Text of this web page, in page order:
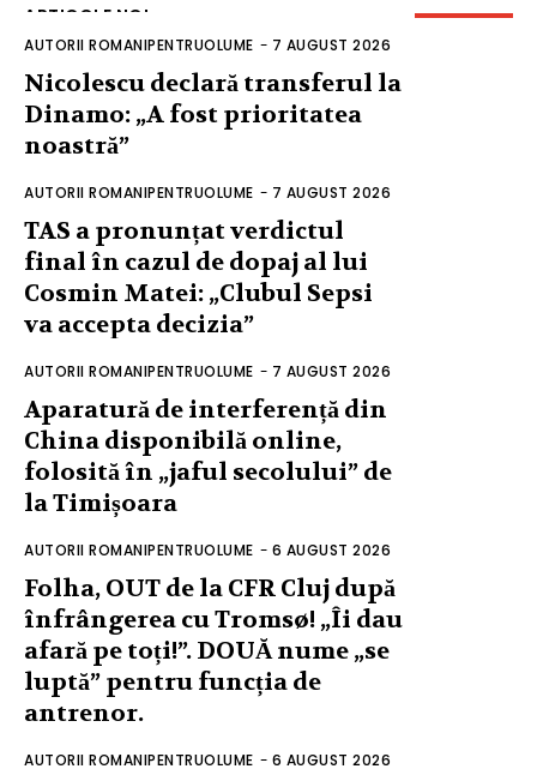
ARTICOLE NOI
AUTORII ROMANIPENTRUOLUME - 7 AUGUST 2026
Nicolescu declară transferul la
Dinamo: „A fost prioritatea
noastră”
AUTORII ROMANIPENTRUOLUME - 7 AUGUST 2026
TAS a pronunțat verdictul
final în cazul de dopaj al lui
Cosmin Matei: „Clubul Sepsi
va accepta decizia”
AUTORII ROMANIPENTRUOLUME - 7 AUGUST 2026
Aparatură de interferență din
China disponibilă online,
folosită în „jaful secolului” de
la Timișoara
AUTORII ROMANIPENTRUOLUME - 6 AUGUST 2026
Folha, OUT de la CFR Cluj după
înfrângerea cu Tromsø! „Îi dau
afară pe toți!”. DOUĂ nume „se
luptă” pentru funcția de
antrenor.
AUTORII ROMANIPENTRUOLUME - 6 AUGUST 2026